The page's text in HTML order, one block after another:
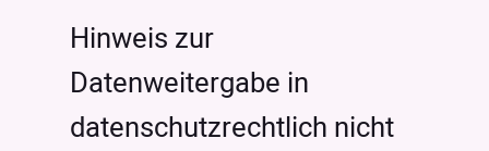
Hinweis zur
Datenweitergabe in
datenschutzrechtlich nicht